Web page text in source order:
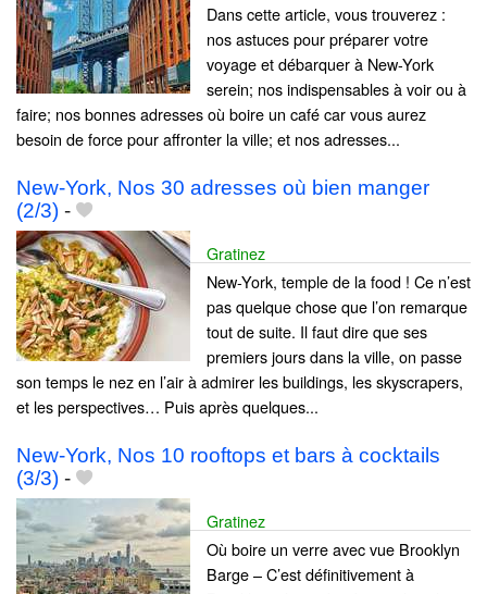
Dans cette article, vous trouverez :
nos astuces pour préparer votre
voyage et débarquer à New-York
serein; nos indispensables à voir ou à
faire; nos bonnes adresses où boire un café car vous aurez
besoin de force pour affronter la ville; et nos adresses...
New-York, Nos 30 adresses où bien manger
(2/3) -
Gratinez
New-York, temple de la food ! Ce n’est
pas quelque chose que l’on remarque
tout de suite. Il faut dire que ses
premiers jours dans la ville, on passe
son temps le nez en l’air à admirer les buildings, les skyscrapers,
et les perspectives… Puis après quelques...
New-York, Nos 10 rooftops et bars à cocktails
(3/3) -
Gratinez
Où boire un verre avec vue Brooklyn
Barge – C’est définitivement à